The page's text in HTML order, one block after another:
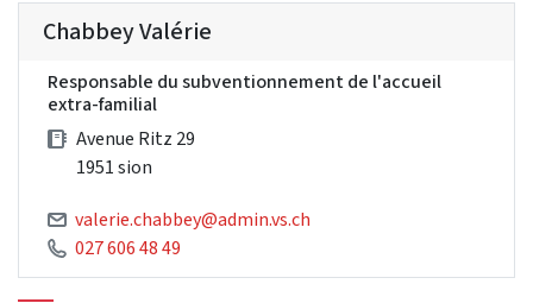
Chabbey Valérie
Responsable du subventionnement de l'accueil
extra-familial
Avenue Ritz 29
1951 sion
valerie.chabbey@admin.vs.ch
027 606 48 49